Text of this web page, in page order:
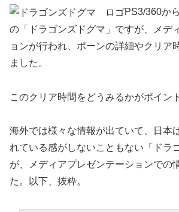
PS3/360か
の「ドラゴンズドグマ」ですが、メデ
ョンが行われ、ポーンの詳細やクリア
ました。
このクリア時間をどうみるかがポイン
海外では様々な情報が出ていて、日本
れている感がしないこともない「ドラ
が、メディアプレゼンテーションでの
た。以下、抜粋。